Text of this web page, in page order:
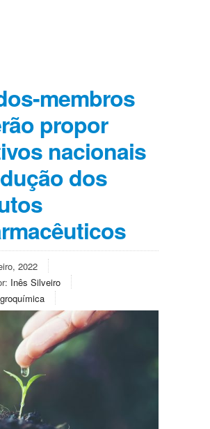
membros
propor
nacionais
dos
2022
Inês Silveiro